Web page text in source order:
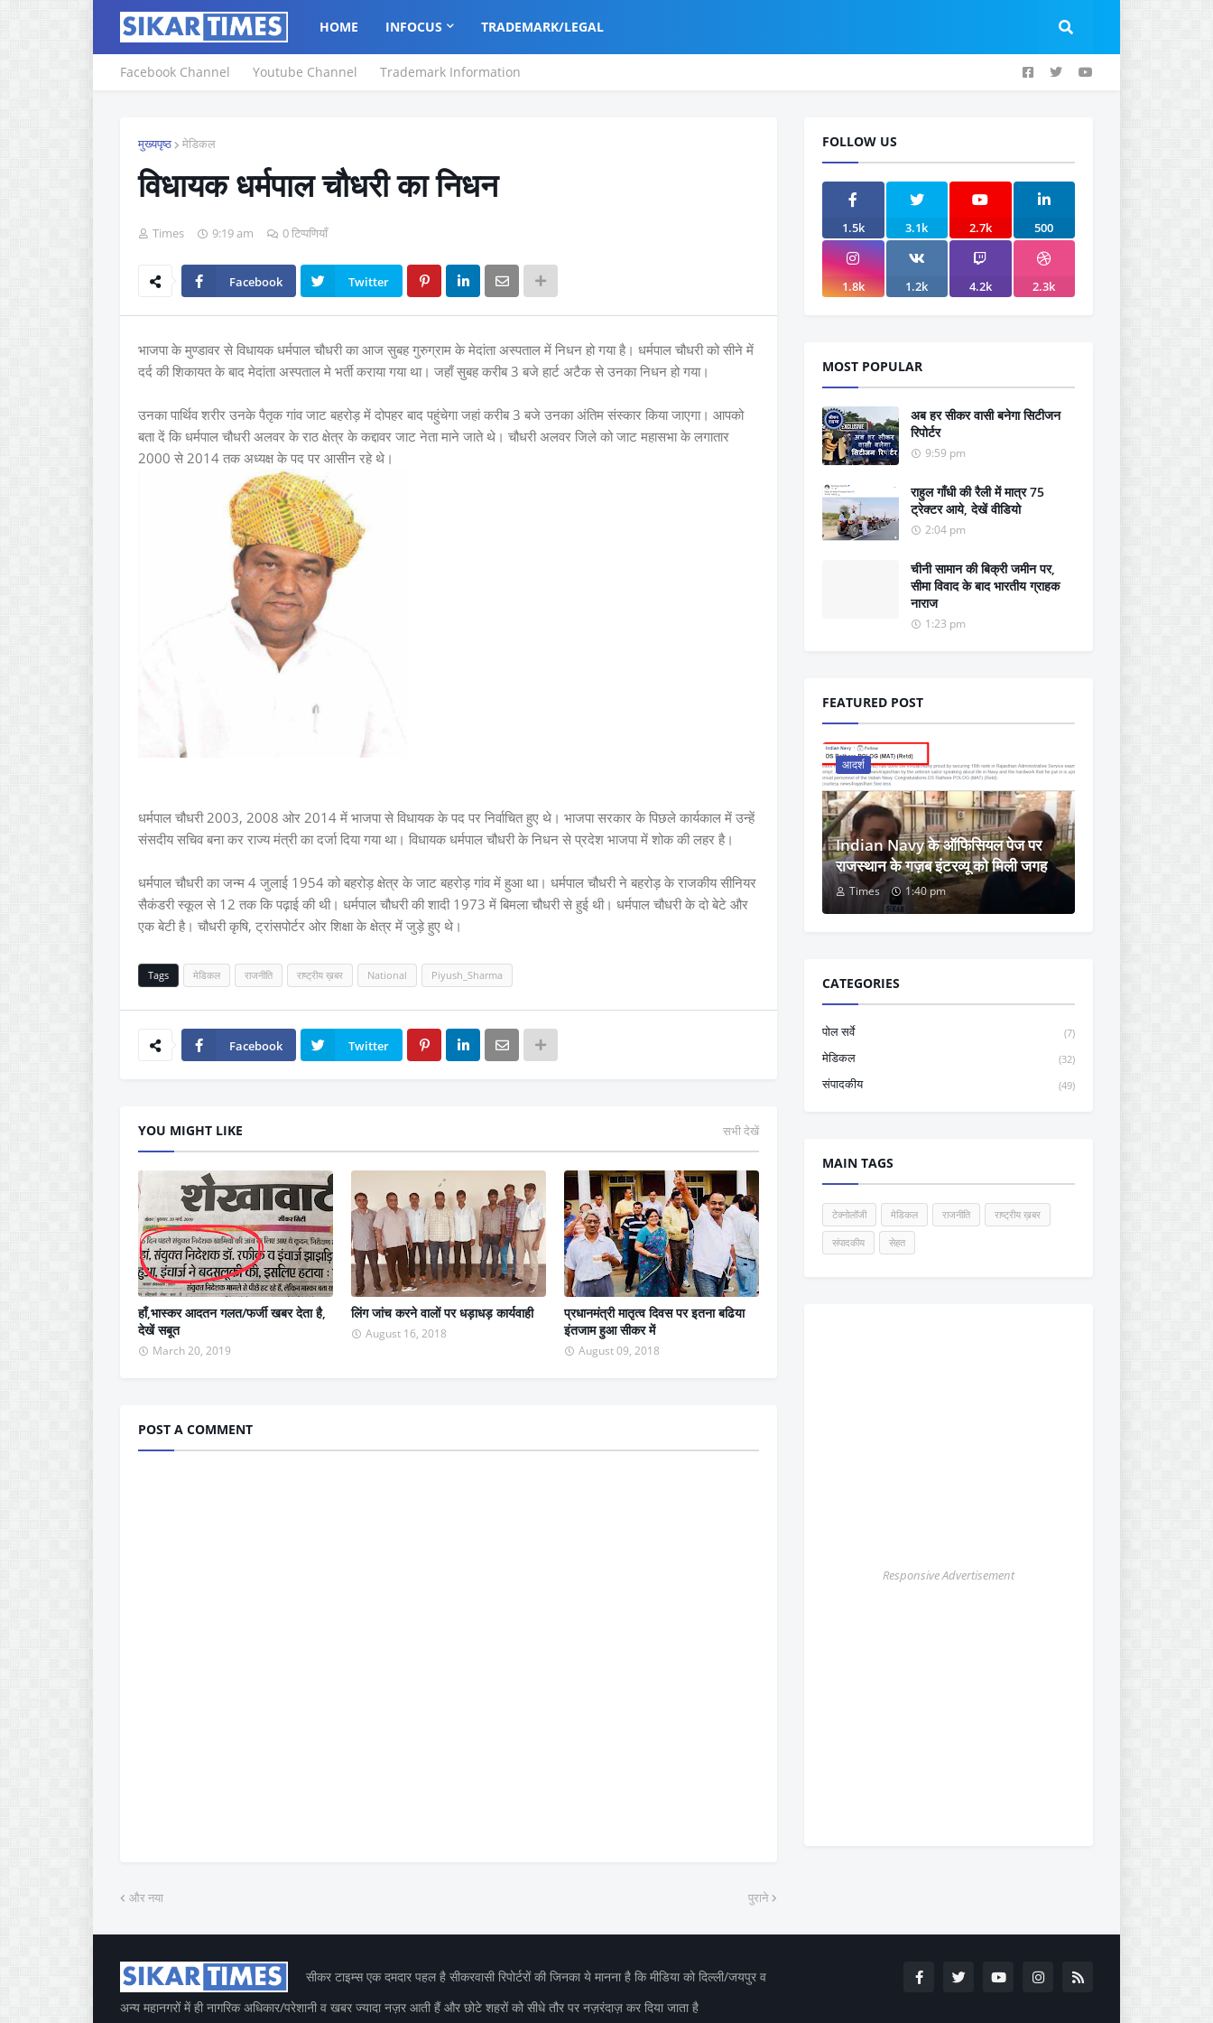
HOME INFOCUS TRADEMARK/LEGAL
Facebook Channel Youtube Channel Trademark Information
मुख्यपृष्ठ मेडिकल
विधायक धर्मपाल चौधरी का निधन
Times 9:19 am 0 टिप्पणियाँ
Facebook Twitter
भाजपा के मुण्डावर से विधायक धर्मपाल चौधरी का आज सुबह गुरुग्राम के मेदांता अस्पताल में निधन हो गया है। धर्मपाल चौधरी को सीने में
दर्द की शिकायत के बाद मेदांता अस्पताल मे भर्ती कराया गया था। जहाँ सुबह करीब 3 बजे हार्ट अटैक से उनका निधन हो गया।
उनका पार्थिव शरीर उनके पैतृक गांव जाट बहरोड़ में दोपहर बाद पहुंचेगा जहां करीब 3 बजे उनका अंतिम संस्कार किया जाएगा। आपको
बता दें कि धर्मपाल चौधरी अलवर के राठ क्षेत्र के कद्दावर जाट नेता माने जाते थे। चौधरी अलवर जिले को जाट महासभा के लगातार
2000 से 2014 तक अध्यक्ष के पद पर आसीन रहे थे।
धर्मपाल चौधरी 2003, 2008 ओर 2014 में भाजपा से विधायक के पद पर निर्वाचित हुए थे। भाजपा सरकार के पिछले कार्यकाल में उन्हें
संसदीय सचिव बना कर राज्य मंत्री का दर्जा दिया गया था। विधायक धर्मपाल चौधरी के निधन से प्रदेश भाजपा में शोक की लहर है।
धर्मपाल चौधरी का जन्म 4 जुलाई 1954 को बहरोड़ क्षेत्र के जाट बहरोड़ गांव में हुआ था। धर्मपाल चौधरी ने बहरोड़ के राजकीय सीनियर
सैकंडरी स्कूल से 12 तक कि पढ़ाई की थी। धर्मपाल चौधरी की शादी 1973 में बिमला चौधरी से हुई थी। धर्मपाल चौधरी के दो बेटे और
एक बेटी है। चौधरी कृषि, ट्रांसपोर्टर ओर शिक्षा के क्षेत्र में जुड़े हुए थे।
Tags मेडिकल राजनीति राष्ट्रीय ख़बर National Piyush_Sharma
Facebook Twitter
YOU MIGHT LIKE सभी देखें
हाँ,भास्कर आदतन गलत/फर्जी खबर देता है,
देखें सबूत
March 20, 2019
लिंग जांच करने वालों पर धड़ाधड़ कार्यवाही
August 16, 2018
प्रधानमंत्री मातृत्व दिवस पर इतना बढिया
इंतजाम हुआ सीकर में
August 09, 2018
POST A COMMENT
और नया पुराने
FOLLOW US
1.5k 3.1k 2.7k 500
1.8k 1.2k 4.2k 2.3k
MOST POPULAR
अब हर सीकर वासी बनेगा सिटीजन
रिपोर्टर
9:59 pm
राहुल गाँधी की रैली में मात्र 75
ट्रेक्टर आये, देखें वीडियो
2:04 pm
चीनी सामान की बिक्री जमीन पर,
सीमा विवाद के बाद भारतीय ग्राहक
नाराज
1:23 pm
FEATURED POST
आदर्श
Indian Navy के ऑफिसियल पेज पर
राजस्थान के गज़ब इंटरव्यू को मिली जगह
Times 1:40 pm
CATEGORIES
पोल सर्वे (7)
मेडिकल (32)
संपादकीय (49)
MAIN TAGS
टेक्नोलॉजी मेडिकल राजनीति राष्ट्रीय ख़बर
संपादकीय सेहत
Responsive Advertisement
सीकर टाइम्स एक दमदार पहल है सीकरवासी रिपोर्टरों की जिनका ये मानना है कि मीडिया को दिल्ली/जयपुर व
अन्य महानगरों में ही नागरिक अधिकार/परेशानी व खबर ज्यादा नज़र आती हैं और छोटे शहरों को सीधे तौर पर नज़रंदाज़ कर दिया जाता है